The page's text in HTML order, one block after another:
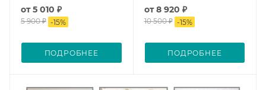
от5 010 ₽
5 900 ₽ -15%
ПОДРОБНЕЕ
от8 920 ₽
10 500 ₽ -15%
ПОДРОБНЕЕ